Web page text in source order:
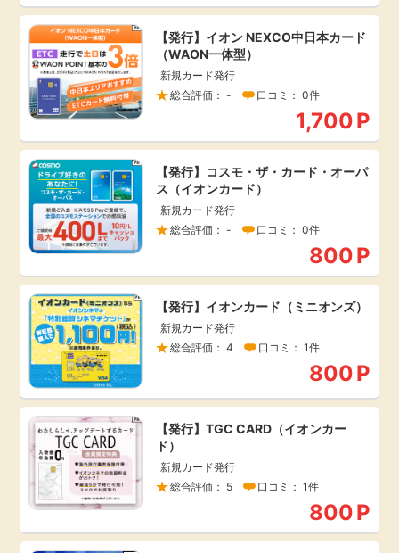
【発行】イオン NEXCO中日本カード
（WAON一体型）
新規カード発行
総合評価： -
口コミ： 0件
1,700P
【発行】コスモ・ザ・カード・オーパ
ス（イオンカード）
新規カード発行
総合評価： -
口コミ： 0件
800P
【発行】イオンカード（ミニオンズ）
新規カード発行
総合評価： 4
口コミ： 1件
800P
【発行】TGC CARD（イオンカー
ド）
新規カード発行
総合評価： 5
口コミ： 1件
800P